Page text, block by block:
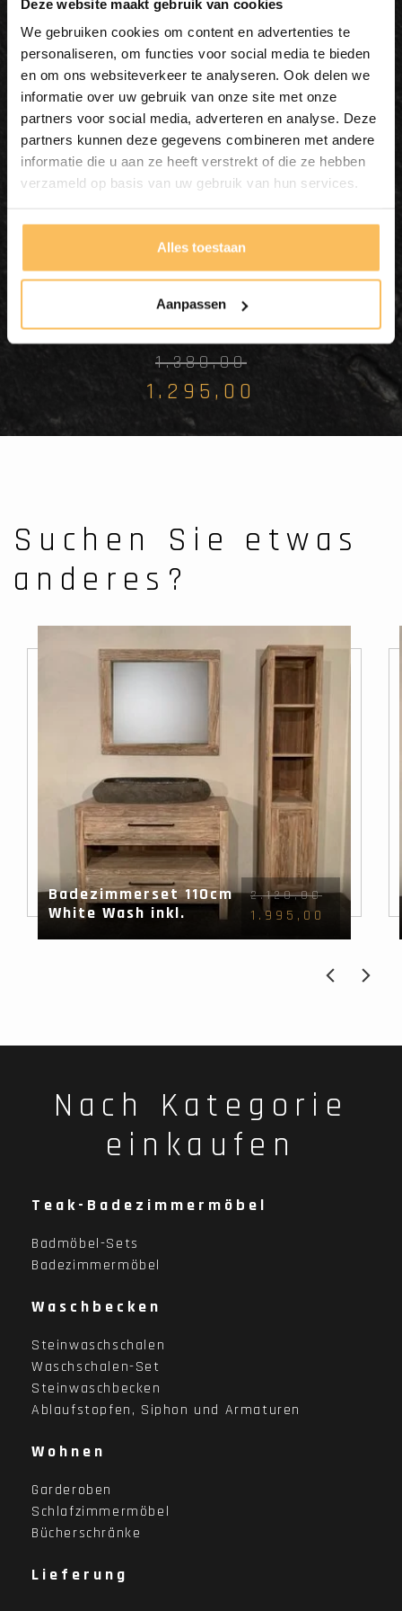
Deze website maakt gebruik van cookies
We gebruiken cookies om content en advertenties te
personaliseren, om functies voor social media te bieden
en om ons websiteverkeer te analyseren. Ook delen we
informatie over uw gebruik van onze site met onze
partners voor social media, adverteren en analyse. Deze
partners kunnen deze gegevens combineren met andere
informatie die u aan ze heeft verstrekt of die ze hebben
verzameld op basis van uw gebruik van hun services.
Alles toestaan
Aanpassen
Badezimmerset 110 cm
White Wash inkl. Spiegel &
In meinen Warenkorb
1.380,00
1.295,00
Suchen Sie etwas
anderes?
Badezimmerset 110cm
White Wash inkl.
2.120,00
1.995,00
Nach Kategorie
einkaufen
Teak-Badezimmermöbel
Badmöbel-Sets
Badezimmermöbel
Waschbecken
Steinwaschschalen
Waschschalen-Set
Steinwaschbecken
Ablaufstopfen, Siphon und Armaturen
Wohnen
Garderoben
Schlafzimmermöbel
Bücherschränke
Lieferung